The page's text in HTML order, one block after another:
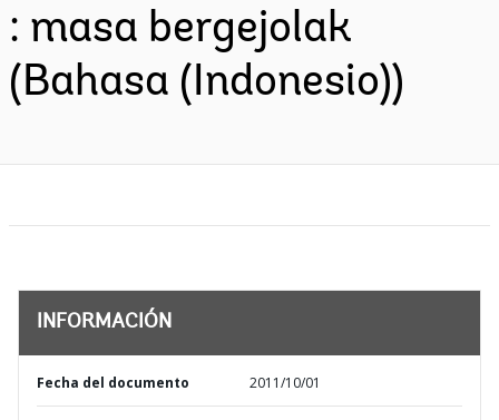
: masa bergejolak
(Bahasa (Indonesio))
INFORMACIÓN
Fecha del documento 2011/10/01